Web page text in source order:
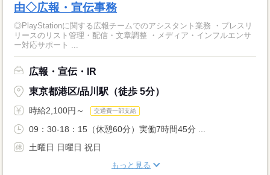
由◇広報・宣伝事務
◎PlayStationに関する広報チームでのアシスタント業務 ・プレスリ
リースのリスト管理・配信・文章調整 ・メディア・インフルエンサ
ー対応サポート ...
広報・宣伝・IR
東京都港区/品川駅（徒歩 5分）
時給2,100円～ 交通費一部支給
09：30-18：15（休憩60分）実働7時間45分 ...
土曜日 日曜日 祝日
もっと見る